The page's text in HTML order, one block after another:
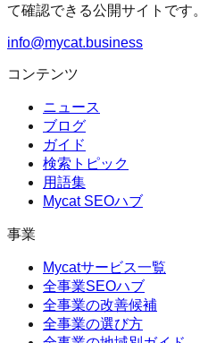
て確認できる公開サイトです。
info@mycat.business
コンテンツ
ニュース
ブログ
ガイド
検索トピック
用語集
Mycat SEOハブ
事業
Mycatサービス一覧
全事業SEOハブ
全事業の改善候補
全事業の選び方